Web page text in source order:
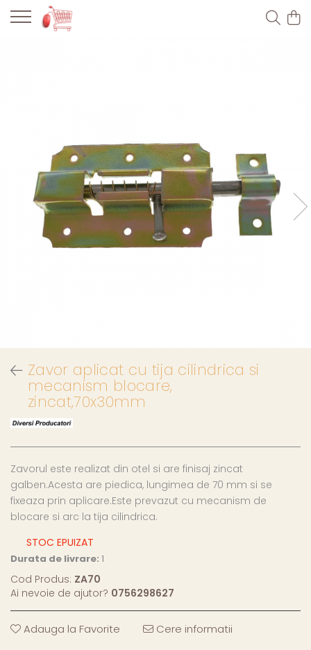
Zavor aplicat cu tija cilindrica si
mecanism blocare,
zincat,70x30mm
Zavorul este realizat din otel si are finisaj zincat
galben.Acesta are piedica, lungimea de 70 mm si se
fixeaza prin aplicare.Este prevazut cu mecanism de
blocare si arc la tija cilindrica.
STOC EPUIZAT
Durata de livrare: 1
Cod Produs: ZA70
Ai nevoie de ajutor? 0756298627
Adauga la Favorite Cere informatii